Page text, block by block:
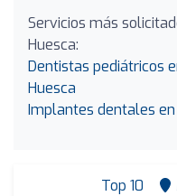
Servicios más
Huesca:
Dentistas pediátricos
Huesca
Implantes dentales en
Top 10